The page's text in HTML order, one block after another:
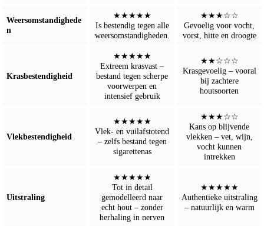
Weersomstandighede
n
★★★★★
Is bestendig tegen alle
weersomstandigheden.
★★★☆☆
Gevoelig voor vocht,
vorst, hitte en droogte
Krasbestendigheid
★★★★★
Extreem krasvast –
bestand tegen scherpe
voorwerpen en
intensief gebruik
★★☆☆☆
Krasgevoelig – vooral
bij zachtere
houtsoorten
Vlekbestendigheid
★★★★★
Vlek- en vuilafstotend
– zelfs bestand tegen
sigarettenas
★★★☆☆
Kans op blijvende
vlekken – vet, wijn,
vocht kunnen
intrekken
Uitstraling
★★★★★
Tot in detail
gemodelleerd naar
echt hout – zonder
herhaling in nerven
★★★★★
Authentieke uitstraling
– natuurlijk en warm